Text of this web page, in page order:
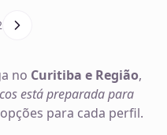
no Curitiba e Região,
está preparada para
para cada perfil.